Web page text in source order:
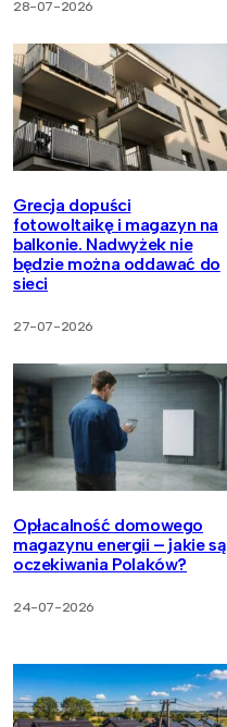
28-07-2026
Grecja dopuści
fotowoltaikę i magazyn na
balkonie. Nadwyżek nie
będzie można oddawać do
sieci
27-07-2026
Opłacalność domowego
magazynu energii – jakie są
oczekiwania Polaków?
24-07-2026